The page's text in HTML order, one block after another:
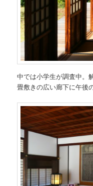
中では小学生が調査中。
畳敷きの広い廊下に午後